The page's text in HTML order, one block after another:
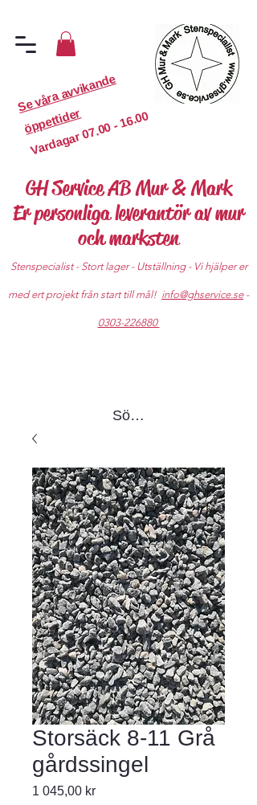
S
e
v
år
a
a
v
vi
k
a
n
d
e
ö
p
p
etti
d
er
Vardagar
07.00 - 16.00
GH Service AB Mur & Mark
Er personliga leverantör av mur
och marksten
Stenspecialist - Stort lager - Utställning - Vi hjälper er
med ert projekt från start till mål! info@ghservice.se-
0303-226880
Sök produkter
Storsäck 8-11 Grå
gårdssingel
1 045,00 krPris